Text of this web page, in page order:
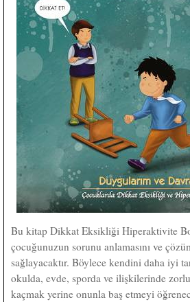
Bu kitap Dikkat Eksikliği Hiperaktivite
çocuğunuzun sorunu anlamasını ve
sağlayacaktır. Böylece kendini daha iyi
okulda, evde, sporda ve ilişkilerinde
kaçmak yerine onunla baş etmeyi